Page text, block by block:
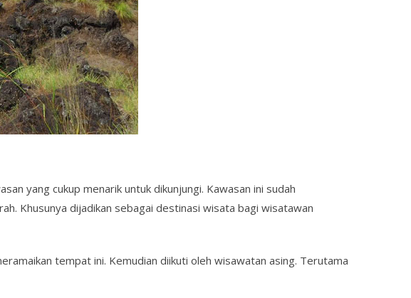
yang cukup menarik untuk dikunjungi. Kawasan ini sudah
Khusunya dijadikan sebagai destinasi wisata bagi wisatawan
tempat ini. Kemudian diikuti oleh wisawatan asing. Terutama